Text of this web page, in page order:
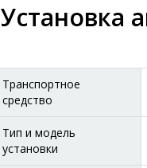
Установка
Транспортное
средство
Тип и модель
установки